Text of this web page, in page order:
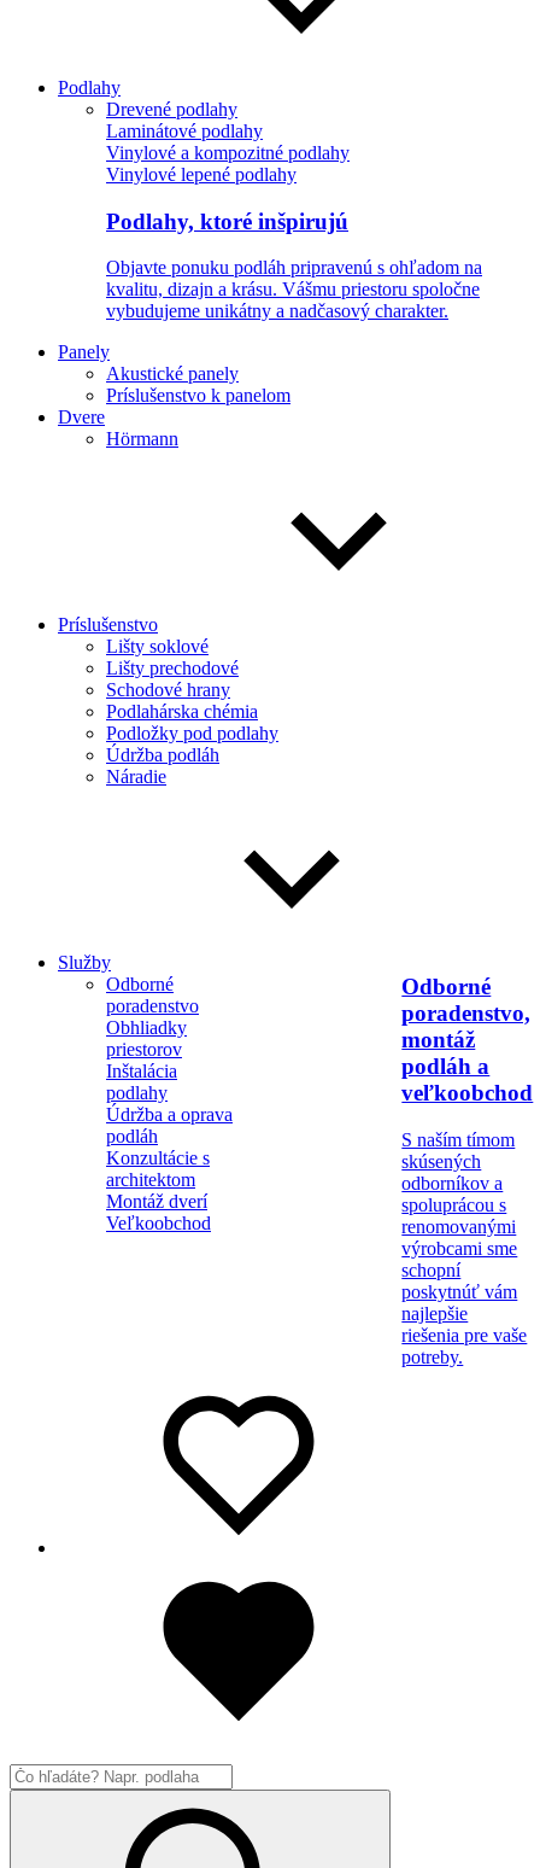
Podlahy
Drevené podlahy
Laminátové podlahy
Vinylové a kompozitné podlahy
Vinylové lepené podlahy
Podlahy, ktoré inšpirujú
Objavte ponuku podláh pripravenú s ohľadom na
kvalitu, dizajn a krásu. Vášmu priestoru spoločne
vybudujeme unikátny a nadčasový charakter.
Panely
Akustické panely
Príslušenstvo k panelom
Dvere
Hörmann
Príslušenstvo
Lišty soklové
Lišty prechodové
Schodové hrany
Podlahárska chémia
Podložky pod podlahy
Údržba podláh
Náradie
Služby
Odborné
poradenstvo
Obhliadky
priestorov
Inštalácia
podlahy
Údržba a oprava
podláh
Konzultácie s
architektom
Montáž dverí
Veľkoobchod
Odborné
poradenstvo,
montáž
podláh a
veľkoobchod
S naším tímom
skúsených
odborníkov a
spoluprácou s
renomovanými
výrobcami sme
schopní
poskytnúť vám
najlepšie
riešenia pre vaše
potreby.